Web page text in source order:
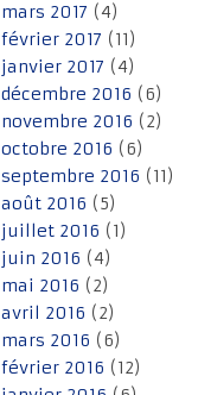
mars 2017 (4)
février 2017 (11)
janvier 2017 (4)
décembre 2016 (6)
novembre 2016 (2)
octobre 2016 (6)
septembre 2016 (11)
août 2016 (5)
juillet 2016 (1)
juin 2016 (4)
mai 2016 (2)
avril 2016 (2)
mars 2016 (6)
février 2016 (12)